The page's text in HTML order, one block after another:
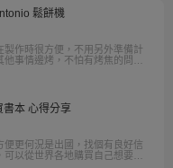
鬆餅機
製作時很方便，不用另外準備計
他事情邊烤，不怕有烤焦的問
書本 心得分享
便更何況是出國，找個有良好信
以從世界各地購買自己想要的